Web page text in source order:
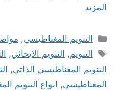
المزيد
التصنيفات
التنويم المغناطيسي,
الوسوم
التنويم, التنويم الايحائي,
التنويم المغناطيسي الذاتي,
المغناطيسي, انواع التنويم